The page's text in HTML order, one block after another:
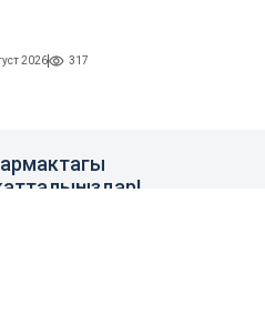
2026 317